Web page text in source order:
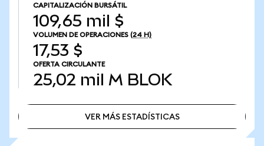
CAPITALIZACIÓN BURSÁTIL
109,65 mil $
VOLUMEN DE OPERACIONES (24 H)
17,53 $
OFERTA CIRCULANTE
25,02 mil M BLOK
VER MÁS ESTADÍSTICAS